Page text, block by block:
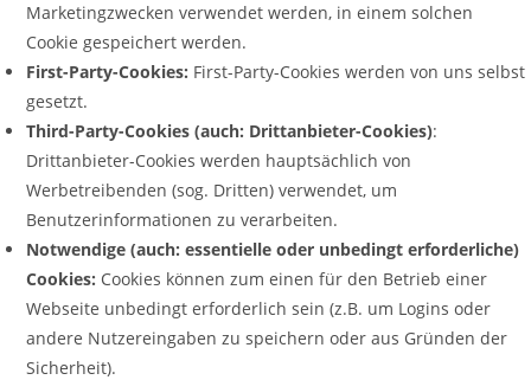
Marketingzwecken verwendet werden, in einem solchen
Cookie gespeichert werden.
First-Party-Cookies: First-Party-Cookies werden von uns selbst
gesetzt.
Third-Party-Cookies (auch: Drittanbieter-Cookies):
Drittanbieter-Cookies werden hauptsächlich von
Werbetreibenden (sog. Dritten) verwendet, um
Benutzerinformationen zu verarbeiten.
Notwendige (auch: essentielle oder unbedingt erforderliche)
Cookies: Cookies können zum einen für den Betrieb einer
Webseite unbedingt erforderlich sein (z.B. um Logins oder
andere Nutzereingaben zu speichern oder aus Gründen der
Sicherheit).